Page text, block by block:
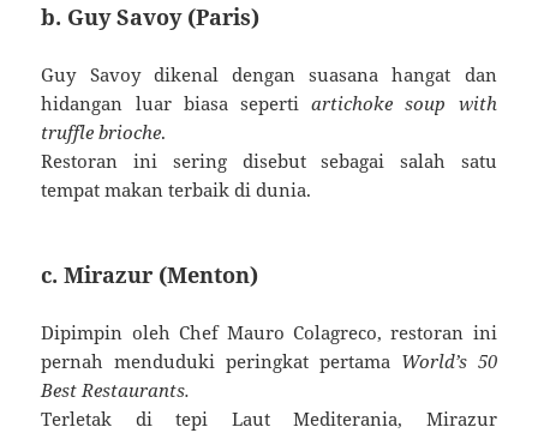
b. Guy Savoy (Paris)
Guy Savoy dikenal dengan suasana hangat dan
hidangan luar biasa sepertiartichoke soup with
truffle brioche.
Restoran ini sering disebut sebagai salah satu
tempat makan terbaik di dunia.
c. Mirazur (Menton)
Dipimpin oleh Chef Mauro Colagreco, restoran ini
pernah menduduki peringkat pertama World’s 50
Best Restaurants.
Terletak di tepi Laut Mediterania, Mirazur